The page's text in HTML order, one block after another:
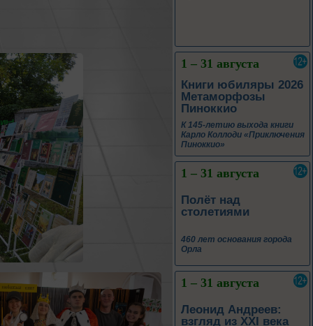
1 – 31 августа
Книги юбиляры 2026
Метаморфозы
Пиноккио
К 145-летию выхода книги
Карло Коллоди «Приключения
Пиноккио»
1 – 31 августа
Полёт над
столетиями
460 лет основания города
Орла
1 – 31 августа
Леонид Андреев:
взгляд из XXI века